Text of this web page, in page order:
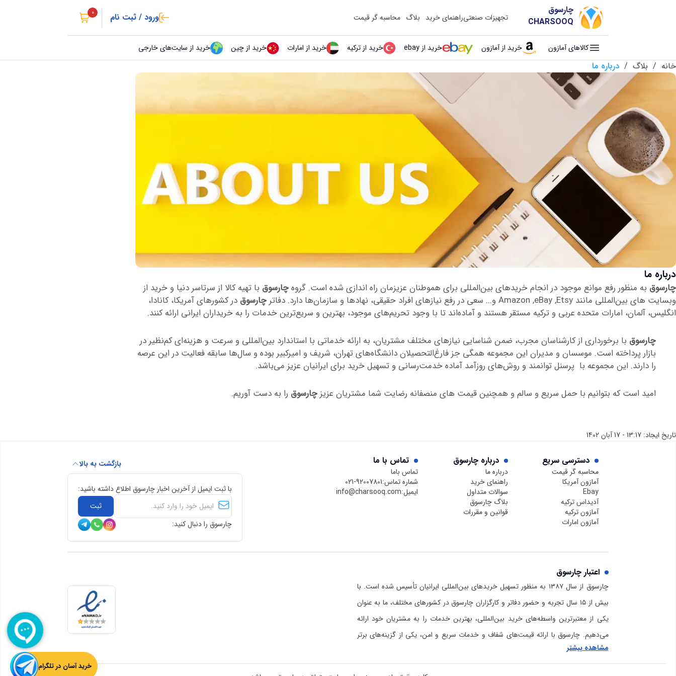
چارسوق
CHARSOOQ
تجهیزات صنعتیراهنمای خرید بلاگ محاسبه گر قیمت ورود / ثبت نام 0
کالاهای آمازون خرید از آمازون خرید از ebay خرید از ترکیه خرید از امارات خرید از چین خرید از سایت‌های خارجی
خانه / بلاگ / درباره ما
درباره ما
چارسوق به منظور رفع موانع موجود در انجام خریدهای بین‌المللی برای هموطنان عزیزمان راه اندازی شده است. گروهچارسوق با تهیه کالا از سرتاسر دنیا و خرید از
وبسایت های بین‌المللی مانند Amazon ,eBay ,Etsy و... سعی در رفع نیازهای افراد حقیقی، نهادها و سازمان‌ها دارد. دفاتر
چارسوق در کشورهای آمریکا، کانادا،
انگلیس،‌ آلمان،‌ امارات متحده عربی و ترکیه مستقر هستند و آماده‌اند تا با وجود تحریم‌های موجود، بهترین و سریع‌ترین خدمات را به خریداران ایرانی ارائه کنند.
چارسوق با برخورداری از کارشناسان مجرب، ضمن شناسایی نیازهای مختلف مشتریان، به ارائه خدماتی با استاندارد بین‌المللی و سرعت و هزینه‌ای کم‌نظیر در
بازار پرداخته است. موسسان و مدیران این مجموعه همگی جز فارغ‌التحصیلان دانشگاه‌های تهران، شریف و امیرکبیر بوده و سال‌ها سابقه فعالیت در این عرصه
را دارند. این مجموعه با پرسنل توانمند و روش‌های روزآمد آماده خدمت‌رسانی و تسهیل خرید برای ایرانیان عزیز می‌باشد.
امید است که بتوانیم با حمل سریع و سالم و همچنین قیمت های منصفانه رضایت شما مشتریان عزیز چارسوق را به دست آوریم.
تاریخ ایجاد: 13:17 - 17 آبان 1402
دسترسی سریع
محاسبه گر قیمت
آمازون آمریکا
Ebay
آدیداس ترکیه
آمازون ترکیه
آمازون امارات
درباره چارسوق
درباره ما
راهنمای خرید
سوالات متداول
بلاگ چارسوق
قوانین و مقررات
تماس با ما
تماس باما
شماره تماس:021-92007801
ایمیل:info@charsooq.com
بازگشت به بالا
با ثبت ایمیل از آخرین اخبار چارسوق اطلاع داشته باشید:
ثبت
چارسوق را دنبال کنید:
اعتبار چارسوق
چارسوق از سال ۱۳۸۷ به منظور تسهیل خریدهای بین‌المللی ایرانیان تأسیس شده است. با
بیش از ۱۵ سال تجربه و حضور دفاتر و کارگزاران چارسوق در کشورهای مختلف، ما به عنوان
یکی از معتبرترین واسطه‌های خرید بین‌المللی، بهترین خدمات را به مشتریان خود ارائه
می‌دهیم. چارسوق با ارائه قیمت‌های شفاف و خدمات سریع و امن، یکی از گزینه‌های برتر
برای خرید از آمازون و دیگر سایت‌های خارجی است. برای خواندن بیشتر راجع به اعتبار
چارسوق و هلدینگ بازرگانی رادمان و دانستن اینکهما کی هستیمکلیک کنید.
مشاهده بیشتر
خرید آسان در تلگرام